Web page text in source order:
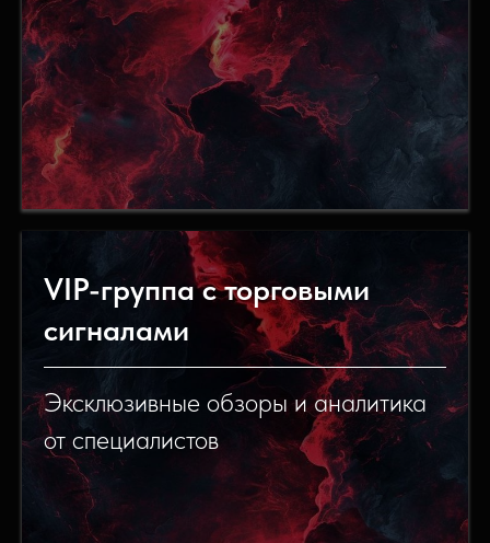
VIP-группа с торговыми
сигналами
Эксклюзивные обзоры и аналитика
от специалистов